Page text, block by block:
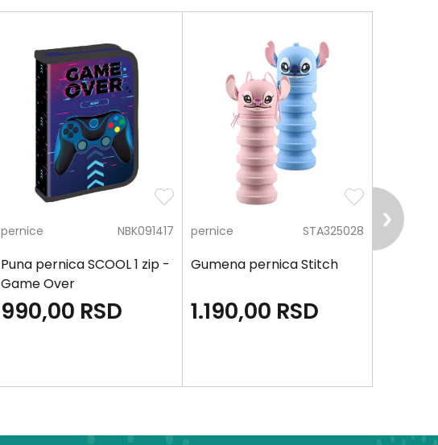
pernice NBK091417
Puna pernica SCOOL 1 zip -
Game Over
990,00 RSD
pernice STA325028
Gumena pernica Stitch
1.190,00 RSD
pernice